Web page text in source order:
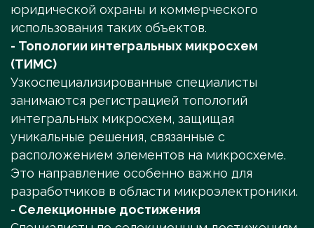
юридической охраны и коммерческого
использования таких объектов.
- Топологии интегральных микросхем
(ТИМС)
Узкоспециализированные специалисты
занимаются регистрацией топологий
интегральных микросхем, защищая
уникальные решения, связанные с
расположением элементов на микросхеме.
Это направление особенно важно для
разработчиков в области микроэлектроники.
- Селекционные достижения